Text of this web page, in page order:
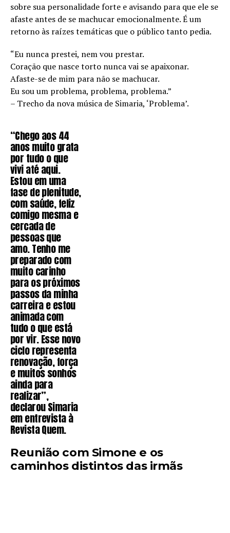
sobre sua personalidade forte e avisando para que ele se
afaste antes de se machucar emocionalmente. É um
retorno às raízes temáticas que o público tanto pedia.
“Eu nunca prestei, nem vou prestar.
Coração que nasce torto nunca vai se apaixonar.
Afaste-se de mim para não se machucar.
Eu sou um problema, problema, problema.”
– Trecho da nova música de Simaria, ‘Problema’.
“Chego aos 44
anos muito grata
por tudo o que
vivi até aqui.
Estou em uma
fase de plenitude,
com saúde, feliz
comigo mesma e
cercada de
pessoas que
amo. Tenho me
preparado com
muito carinho
para os próximos
passos da minha
carreira e estou
animada com
tudo o que está
por vir. Esse novo
ciclo representa
renovação, força
e muitos sonhos
ainda para
realizar”,
declarou Simaria
em entrevista à
Revista Quem.
Reunião com Simone e os
caminhos distintos das irmãs